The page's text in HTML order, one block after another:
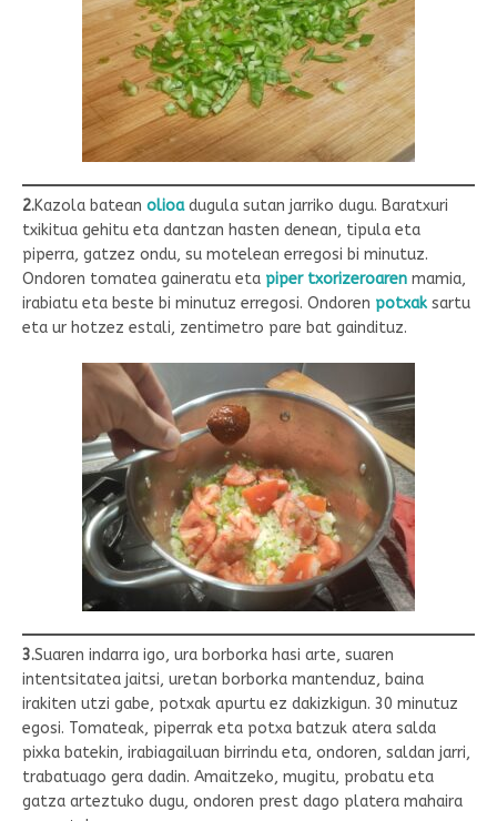
2.Kazola batean olioadugula sutan jarriko dugu. Baratxuri
txikitua gehitu eta dantzan hasten denean, tipula eta
piperra, gatzez ondu, su motelean erregosi bi minutuz.
Ondoren tomatea gaineratu eta piper txorizeroaren mamia,
irabiatu eta beste bi minutuz erregosi. Ondoren potxak sartu
eta ur hotzez estali, zentimetro pare bat gaindituz.
3.Suaren indarra igo, ura borborka hasi arte, suaren
intentsitatea jaitsi, uretan borborka mantenduz, baina
irakiten utzi gabe, potxak apurtu ez dakizkigun. 30 minutuz
egosi. Tomateak, piperrak eta potxa batzuk atera salda
pixka batekin, irabiagailuan birrindu eta, ondoren, saldan jarri,
trabatuago gera dadin. Amaitzeko, mugitu, probatu eta
gatza arteztuko dugu, ondoren prest dago platera mahaira